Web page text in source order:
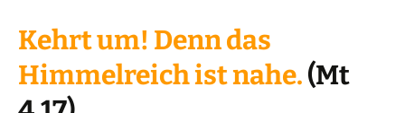
Kehrt um! Denn das
Himmelreich ist nahe.(Mt